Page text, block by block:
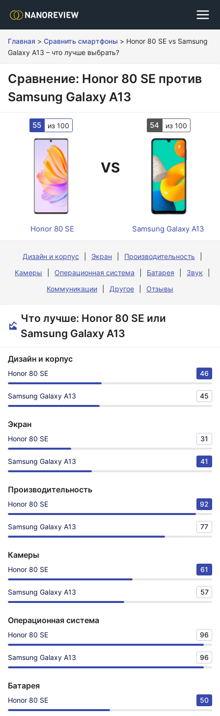
Главная > Сравнить смартфоны > Honor 80 SE vs Samsung
Galaxy A13 – что лучше выбрать?
Сравнение: Honor 80 SE против
Samsung Galaxy A13
55 из 100
VS
54 из 100
Honor 80 SE Samsung Galaxy A13
Дизайн и корпус Экран
Производительность
Камеры
Операционная система Батарея
Звук
Коммуникации
Другое Отзывы
Что лучше: Honor 80 SE или
Samsung Galaxy A13
Дизайн и корпус
Honor 80 SE 46
Samsung Galaxy A13 45
Экран
Honor 80 SE 31
Samsung Galaxy A13 41
Производительность
Honor 80 SE 92
Samsung Galaxy A13 77
Камеры
Honor 80 SE 61
Samsung Galaxy A13 57
Операционная система
Honor 80 SE 96
Samsung Galaxy A13 96
Батарея
Honor 80 SE 50